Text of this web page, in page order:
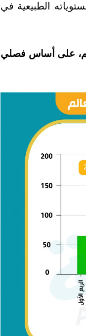
الطبيعية في
على أساس فصلي